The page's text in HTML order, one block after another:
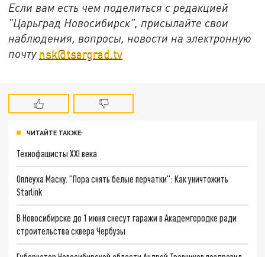
Если вам есть чем поделиться с редакцией
"Царьград Новосибирск", присылайте свои
наблюдения, вопросы, новости на электронную
почту nsk@tsargrad.tv
ЧИТАЙТЕ ТАКЖЕ:
Технофашисты XXI века
Оплеуха Маску. "Пора снять белые перчатки": Как уничтожить
Starlink
В Новосибирске до 1 июня снесут гаражи в Академгородке ради
строительства сквера Чербузы